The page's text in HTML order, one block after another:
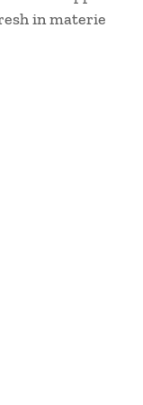
in materie